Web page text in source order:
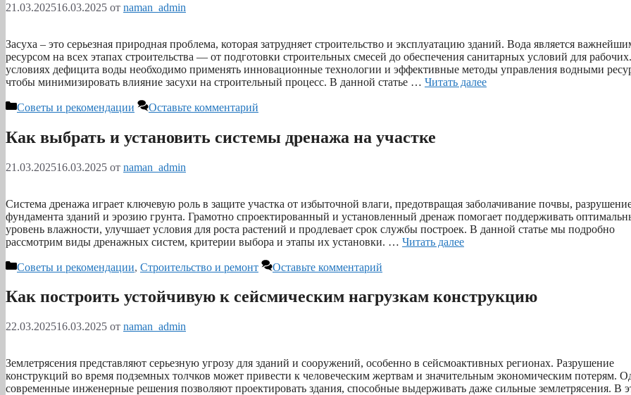
21.03.202516.03.2025 от naman_admin
Засуха – это серьезная природная проблема, которая затрудняет строительство и эксплуатацию зданий. Вода является
ресурсом на всех этапах строительства — от подготовки строительных смесей до обеспечения санитарных условий для
условиях дефицита воды необходимо применять инновационные технологии и эффективные методы управления водными
чтобы минимизировать влияние засухи на строительный процесс. В данной статье … Читать далее
Рубрики
Советы и рекомендации Оставьте комментарий
Как выбрать и установить системы дренажа на участке
21.03.202516.03.2025 от naman_admin
Система дренажа играет ключевую роль в защите участка от избыточной влаги, предотвращая заболачивание почвы,
фундамента зданий и эрозию грунта. Грамотно спроектированный и установленный дренаж помогает поддерживать
уровень влажности, улучшает условия для роста растений и продлевает срок службы построек. В данной статье мы подробно
рассмотрим виды дренажных систем, критерии выбора и этапы их установки. … Читать далее
Рубрики
Советы и рекомендации, Строительство и ремонт Оставьте комментарий
Как построить устойчивую к сейсмическим нагрузкам конструкцию
22.03.202516.03.2025 от naman_admin
Землетрясения представляют серьезную угрозу для зданий и сооружений, особенно в сейсмоактивных регионах. Разрушение
конструкций во время подземных толчков может привести к человеческим жертвам и значительным экономическим потерям.
современные инженерные решения позволяют проектировать здания, способные выдерживать даже сильные землетрясения. В